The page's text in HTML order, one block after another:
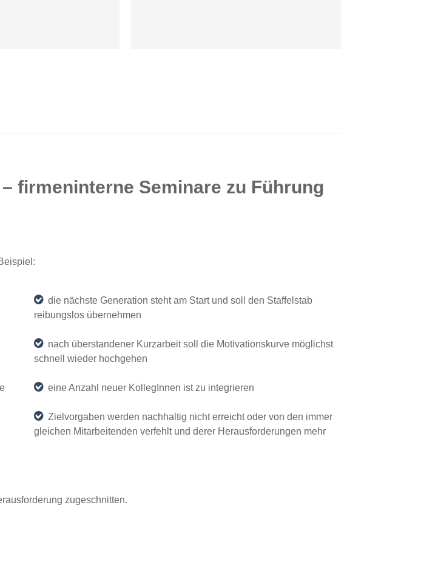
firmeninterne Seminare zu Führung
die nächste Generation steht am Start und soll den Staffelstab
reibungslos übernehmen
nach überstandener Kurzarbeit soll die Motivationskurve möglichst
schnell wieder hochgehen
eine Anzahl neuer KollegInnen ist zu integrieren
Zielvorgaben werden nachhaltig nicht erreicht oder von den immer
gleichen Mitarbeitenden verfehlt und derer Herausforderungen mehr
zugeschnitten.